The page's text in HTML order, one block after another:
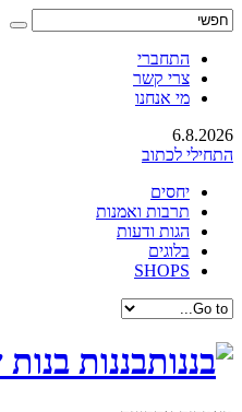
התחברי
צרי קשר
מי אנחנו
6.8.2026
התחילי לכתוב
יחסים
תרבות ואמנות
הגות ודעות
בלוגים
SHOPS
בננות